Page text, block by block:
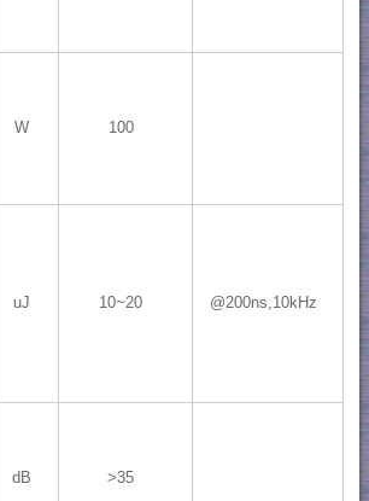
W 100
uJ 10~20 @200ns,10kHz
dB >35